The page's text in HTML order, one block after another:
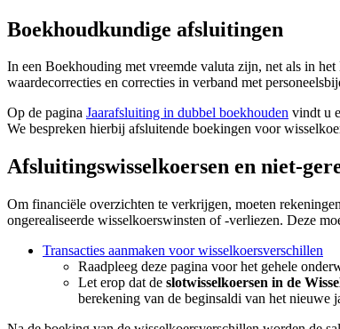
Boekhoudkundige afsluitingen
In een Boekhouding met vreemde valuta zijn, net als in
waardecorrecties en correcties in verband met
Op de pagina Jaarafsluiting in dubbel boekhouden vindt u
We bespreken hierbij afsluitende boekingen voor
Afsluitingswisselkoersen en niet-
Om financiële overzichten te verkrijgen, moeten
ongerealiseerde wisselkoerswinsten of -verliezen. Deze
Transacties aanmaken voor wisselkoersverschillen
Raadpleeg deze pagina voor het gehele
Let erop dat de slotwisselkoersen in de
berekening van de beginsaldi van het nieuwe